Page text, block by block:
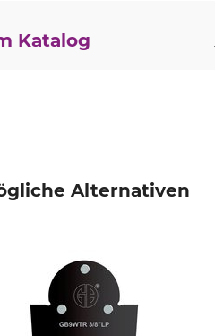
Katalog
Alternativen